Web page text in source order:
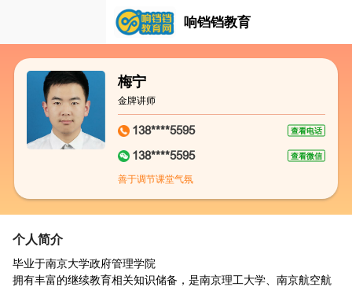
响铛铛教育
梅宁
金牌讲师
138****5595 查看电话
138****5595 查看微信
善于调节课堂气氛
个人简介
毕业于南京大学政府管理学院
拥有丰富的继续教育相关知识储备，是南京理工大学、南京航空航